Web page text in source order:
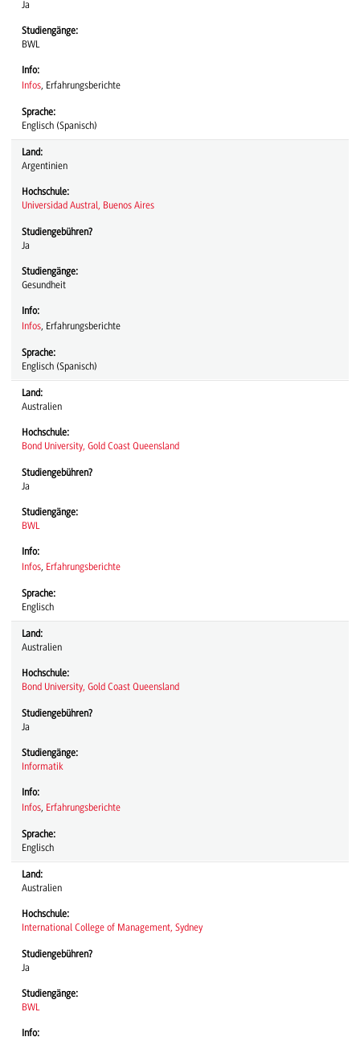
Ja
Studiengänge:
BWL
Info:
Infos, Erfahrungsberichte
Sprache:
Englisch (Spanisch)
Land:
Argentinien
Hochschule:
Universidad Austral, Buenos Aires
Studiengebühren?
Ja
Studiengänge:
Gesundheit
Info:
Infos, Erfahrungsberichte
Sprache:
Englisch (Spanisch)
Land:
Australien
Hochschule:
Bond University, Gold Coast Queensland
Studiengebühren?
Ja
Studiengänge:
BWL
Info:
Infos, Erfahrungsberichte
Sprache:
Englisch
Land:
Australien
Hochschule:
Bond University, Gold Coast Queensland
Studiengebühren?
Ja
Studiengänge:
Informatik
Info:
Infos, Erfahrungsberichte
Sprache:
Englisch
Land:
Australien
Hochschule:
International College of Management, Sydney
Studiengebühren?
Ja
Studiengänge:
BWL
Info: